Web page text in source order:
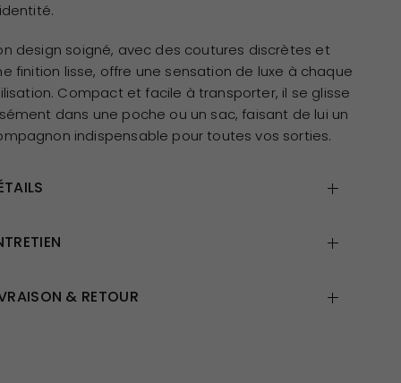
design soigné, avec des coutures discrètes et
finition lisse, offre une sensation de luxe à chaque
Compact et facile à transporter, il se glisse
dans une poche ou un sac, faisant de lui un
indispensable pour toutes vos sorties.
& RETOUR